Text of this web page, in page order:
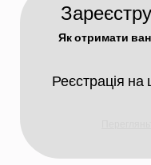
Як отримати
Реєстрація